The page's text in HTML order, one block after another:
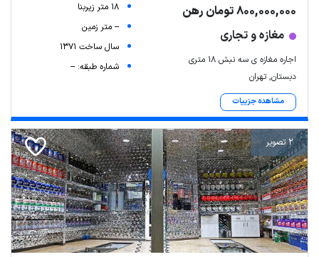
800,000,000 تومان رهن
مغازه و تجاری
اجاره مغازه ی سه نبش ۱۸ متری
دبستان, تهران
مشاهده جزییات
18 متر زیربنا
-- متر زمین
سال ساخت 1371
شماره طبقه: --
2 تصویر